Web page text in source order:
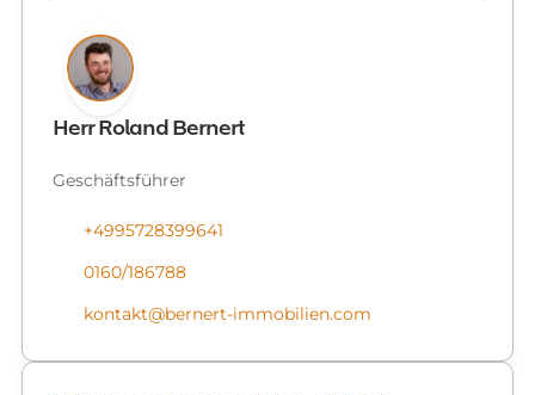
Herr Roland Bernert
Geschäftsführer
+4995728399641
0160/186788
kontakt@bernert-immobilien.com